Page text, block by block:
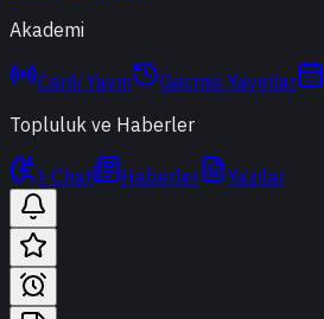
Akademi
Canlı Yayın Geçmiş Yayınlar
Topluluk ve Haberler
t-Chat Haberler Yazılar